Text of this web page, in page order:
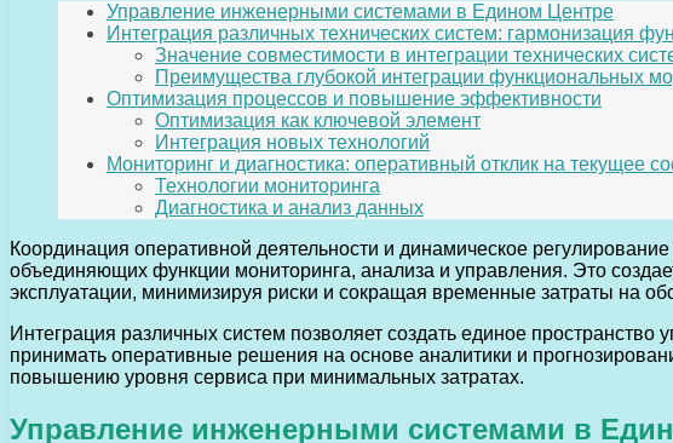
Управление инженерными системами в Едином Центре
Интеграция различных технических систем: гармонизация
Значение совместимости в интеграции технических
Преимущества глубокой интеграции функциональных
Оптимизация процессов и повышение эффективности
Оптимизация как ключевой элемент
Интеграция новых технологий
Мониторинг и диагностика: оперативный отклик на текущее
Технологии мониторинга
Диагностика и анализ данных
Координация оперативной деятельности и динамическое
объединяющих функции мониторинга, анализа и управления. Это
эксплуатации, минимизируя риски и сокращая временные затраты на
Интеграция различных систем позволяет создать единое
принимать оперативные решения на основе аналитики и
повышению уровня сервиса при минимальных затратах.
Управление инженерными системами в